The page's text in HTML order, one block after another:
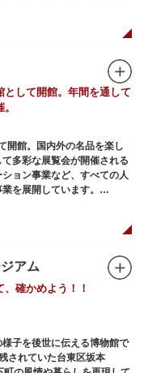
家、高村光雲によって作ら
けているところだそう。
郷さん」と写真撮影を楽しん
として開館。年間を通して
開館。国内外の名品を楽し
多彩な展覧会が開催される
ョン事業など、すべての人
を展開しています。
的なガラス張りのレストラ
公園の景色を眺めることがで
覧会のスケジュールや観覧
鑑賞を楽しめる託児サービ
ースのある授乳室、ミルク
すすめです。
ム建築の巨匠・前川國男の
アム
確かめよう！！
子を後世に伝える博物館で
されていた台東区坂本